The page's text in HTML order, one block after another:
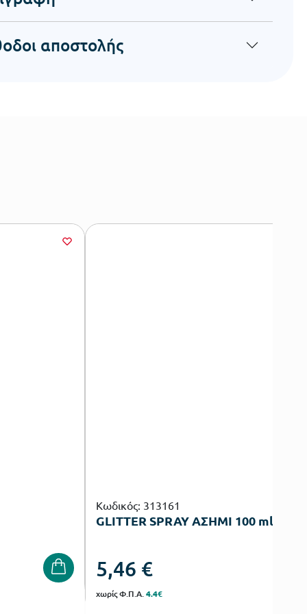
αποστολής
Κωδικός: 313161
GLITTER SPRAY ΑΣΗΜΙ 100 ml
5,46 €
χωρίς Φ.Π.Α.4.4€